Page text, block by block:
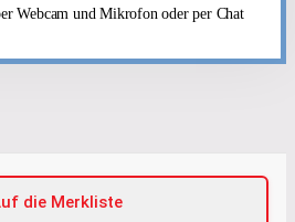
Webcam und Mikrofon oder per Chat
die Merkliste